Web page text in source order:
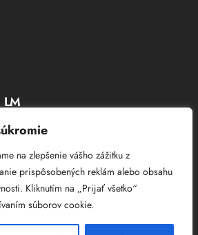
na zlepšenie vášho zážitku z
prispôsobených reklám alebo obsahu
Kliknutím na „Prijať všetko“
súborov cookie.